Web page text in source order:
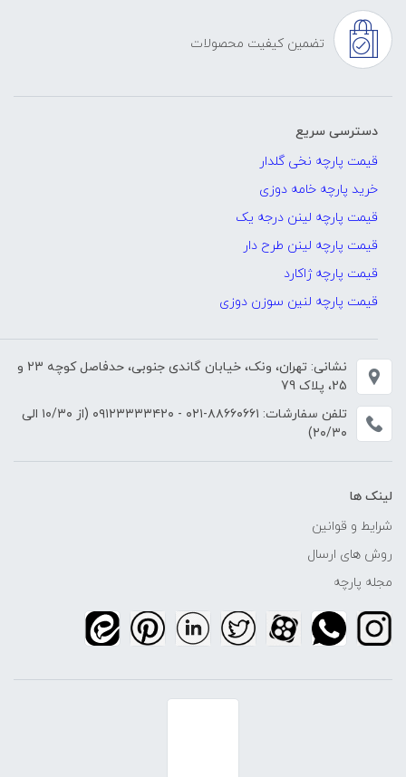
تضمین کیفیت محصولات
دسترسی سریع
قیمت پارچه نخی گلدار
خرید پارچه خامه دوزی
قیمت پارچه لینن درجه یک
قیمت پارچه لینن طرح دار
قیمت پارچه ژاکارد
قیمت پارچه لنین سوزن دوزی
نشانی: تهران، ونک، خیابان گاندی جنوبی، حدفاصل کوچه 23 و
25، پلاک 79
تلفن سفارشات: ۸۸۶۶۰۶۶۱-۰۲۱ - ۰۹۱۲۳۳۳۳۴۲۰
(از ۱۰/۳۰ الی
۲۰/۳۰)
لینک ها
شرایط و قوانین
روش های ارسال
مجله پارچه